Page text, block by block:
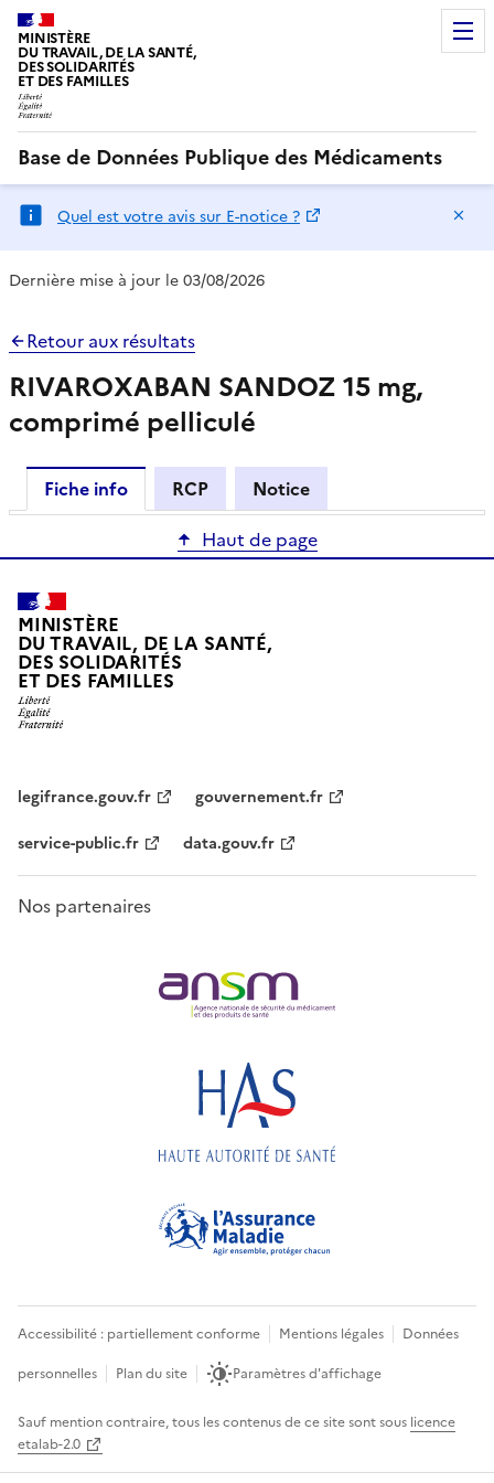
MINISTÈRE
DU TRAVAIL, DE LA SANTÉ,
DES SOLIDARITÉS
ET DES FAMILLES
Base de Données Publique des Médicaments
Quel est votre avis sur E-notice ?
Dernière mise à jour le 03/08/2026
Retour aux résultats
RIVAROXABAN SANDOZ 15 mg,
comprimé pelliculé
Fiche info RCP
Notice
Haut de page
MINISTÈRE
DU TRAVAIL, DE LA SANTÉ,
DES SOLIDARITÉS
ET DES FAMILLES
legifrance.gouv.fr
gouvernement.fr
service-public.fr
data.gouv.fr
Nos partenaires
Accessibilité : partiellement conforme Mentions légales
Données
personnelles
Plan du site Paramètres d'affichage
Sauf mention contraire, tous les contenus de ce site sont sous licence
etalab-2.0